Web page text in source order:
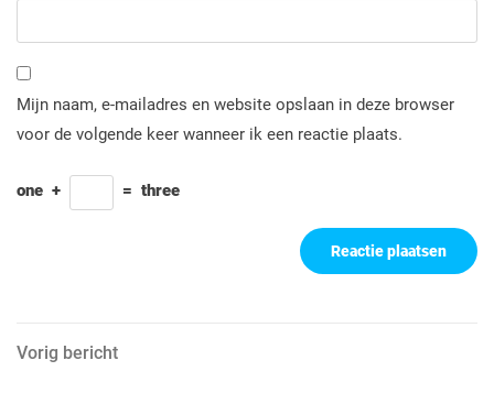
Mijn naam, e-mailadres en website opslaan in deze browser
voor de volgende keer wanneer ik een reactie plaats.
one + = three
Berichtnavigatie
Vorig
Vorig bericht